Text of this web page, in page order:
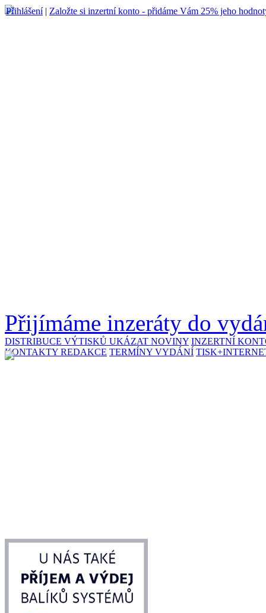
Přihlášení| Založte si inzertní konto - přidáme Vám 25% jeho
Přijímáme inzeráty do
DISTRIBUCE VÝTISKŮ UKÁZAT NOVINY INZERTNÍ
KONTAKTY REDAKCE TERMÍNY VYDÁNÍ